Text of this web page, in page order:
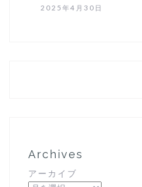
2025年4月30日
Archives
アーカイブ